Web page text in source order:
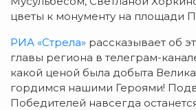
цветы к монументу на площади
РИА «Стрела» рассказывает об
главы региона в телеграм-
какой ценой была добыта
гордимся нашими Героями!
Победителей навсегда